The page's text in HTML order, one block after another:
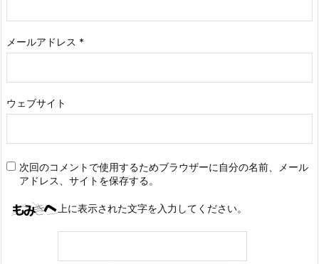
メールアドレス *
ウェブサイト
次回のコメントで使用するためブラウザーに自分の名前、メール
アドレス、サイトを保存する。
上に表示された文字を入力してください。